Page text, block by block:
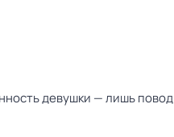
девушки — лишь повод